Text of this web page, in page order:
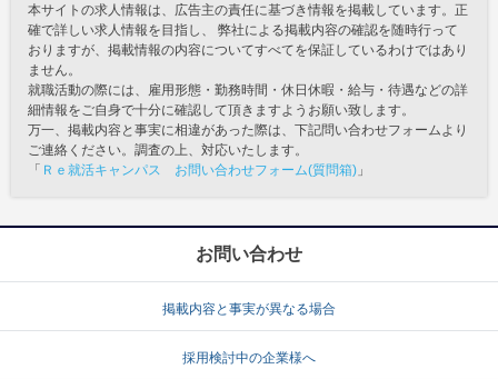
本サイトの求人情報は、広告主の責任に基づき情報を掲載しています。正
確で詳しい求人情報を目指し、 弊社による掲載内容の確認を随時行って
おりますが、掲載情報の内容についてすべてを保証しているわけではあり
ません。
就職活動の際には、雇用形態・勤務時間・休日休暇・給与・待遇などの詳
細情報をご自身で十分に確認して頂きますようお願い致します。
万一、掲載内容と事実に相違があった際は、下記問い合わせフォームより
ご連絡ください。調査の上、対応いたします。
「 Ｒｅ就活キャンパス お問い合わせフォーム(質問箱) 」
お問い合わせ
掲載内容と事実が異なる場合
採用検討中の企業様へ